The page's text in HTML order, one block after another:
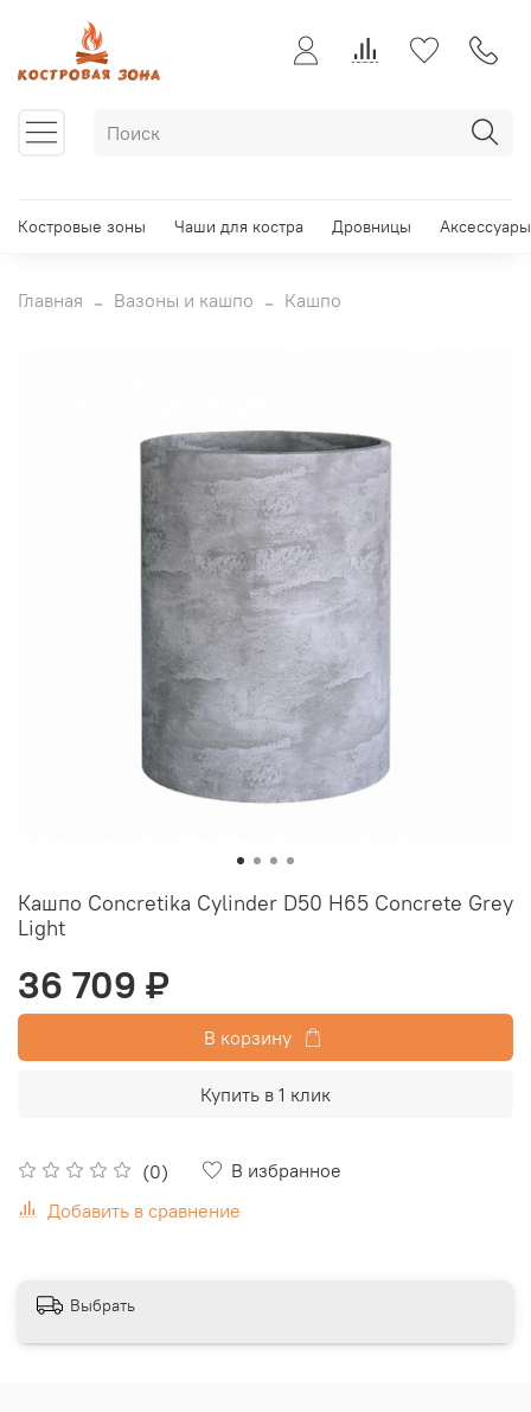
Костровые зоны Чаши для костра Дровницы Аксессуары
Главная Вазоны и кашпо Кашпо
Кашпо Concretika Cylinder D50 H65 Concrete Grey
Light
(0)
В избранное
Добавить в сравнение
36 709 ₽
В корзину
Купить в 1 клик
Выбрать